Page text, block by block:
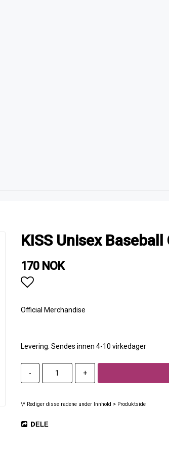
KISS Unisex
170 NOK
Official Merchandise
Levering: Sendes innen 4-10 virkedager
- +
\* Rediger disse radene under Innhold > Produktside
DELE